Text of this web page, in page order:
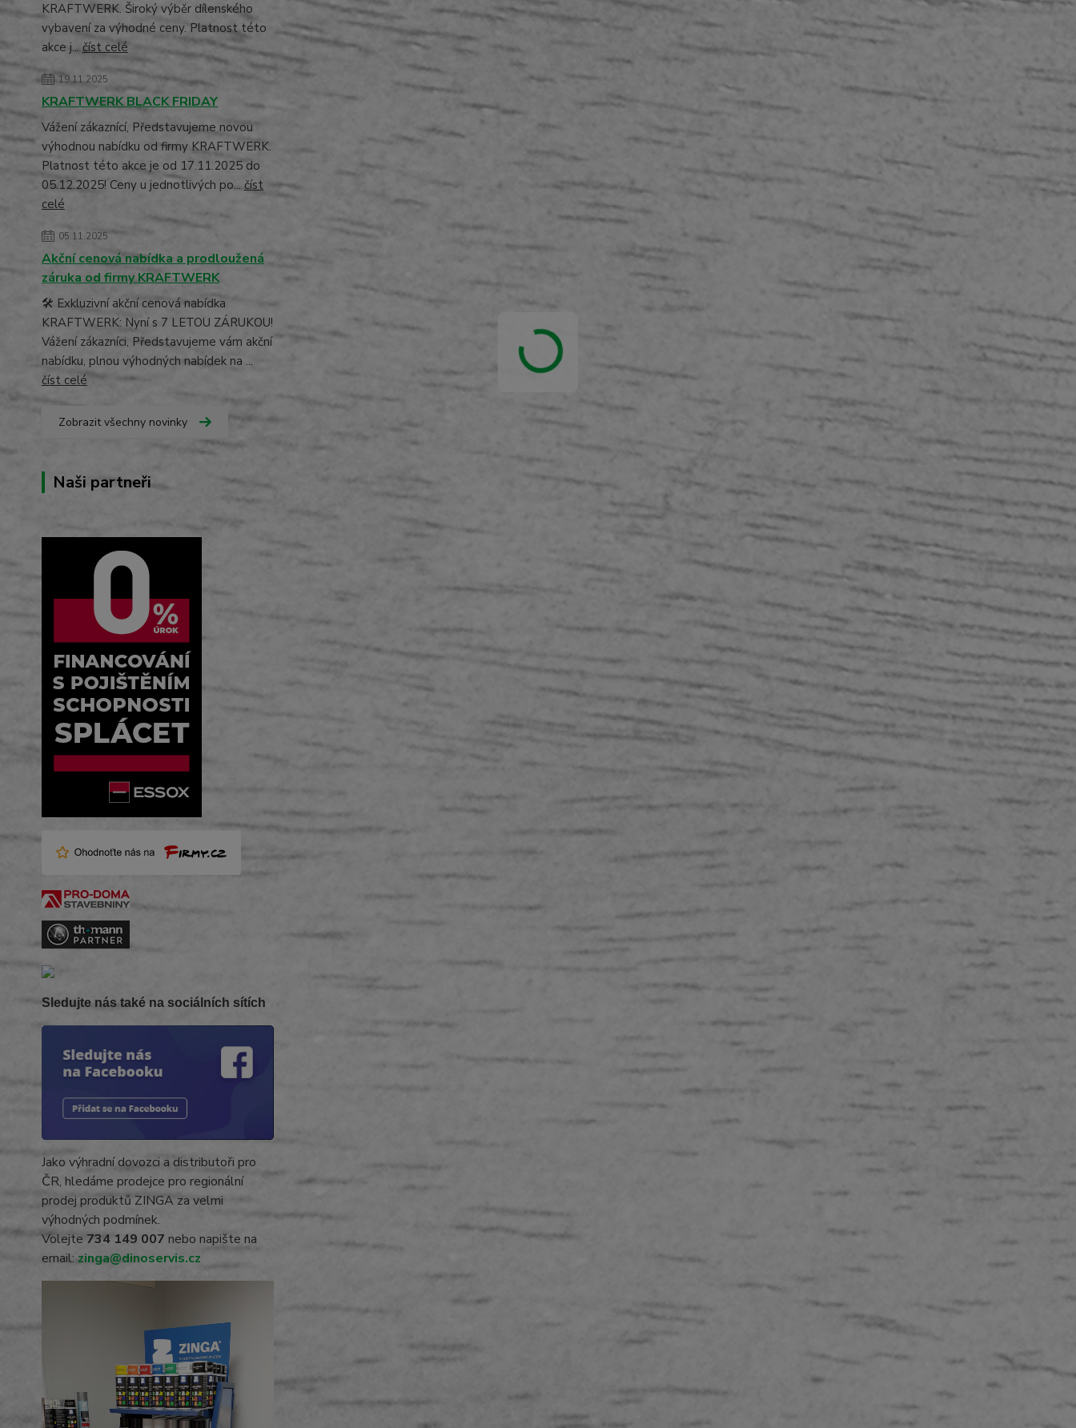
KRAFTWERK. Široký výběr dílenského
vybavení za výhodné ceny. Platnost této
akce j... číst celé
19.11.2025
KRAFTWERK BLACK FRIDAY
Vážení zákaznící, Představujeme novou
výhodnou nabídku od firmy KRAFTWERK.
Platnost této akce je od 17.11.2025 do
05.12.2025! Ceny u jednotlivých po... číst
celé
05.11.2025
Akční cenová nabídka a prodloužená
záruka od firmy KRAFTWERK
🛠️ Exkluzivní akční cenová nabídka
KRAFTWERK: Nyní s 7 LETOU ZÁRUKOU!
Vážení zákazníci, Představujeme vám akční
nabídku, plnou výhodných nabídek na ...
číst celé
Zobrazit všechny novinky
Naši partneři
Sledujte nás také na sociálních sítích
Jako výhradní dovozci a distributoři pro
ČR, hledáme prodejce pro regionální
prodej produktů ZINGA za velmi
výhodných podmínek.
Volejte 734 149 007 nebo napište na
email: zinga@dinoservis.cz